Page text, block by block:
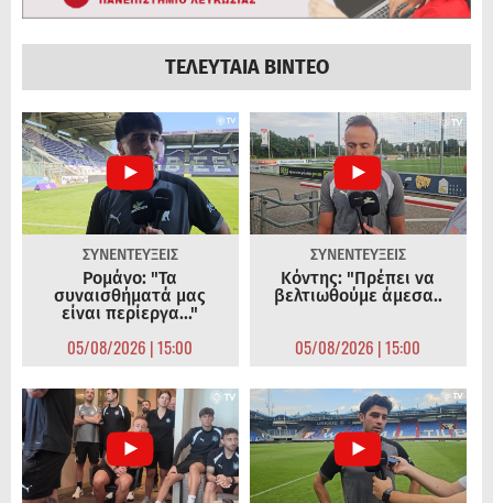
ΤΕΛΕΥΤΑΙΑ ΒΙΝΤΕΟ
ΣΥΝΕΝΤΕΥΞΕΙΣ
Ρομάνο: "Τα
συναισθήματά μας
είναι περίεργα..."
05/08/2026 | 15:00
ΣΥΝΕΝΤΕΥΞΕΙΣ
Κόντης: "Πρέπει να
βελτιωθούμε άμεσα..
05/08/2026 | 15:00